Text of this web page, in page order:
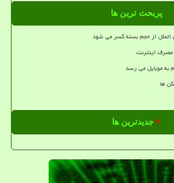
پربحث ترین ها
الملل از حجم بسته کسر می شود
مصرف اینترنت
به موبایل می رسد
ها
جدیدترین ها